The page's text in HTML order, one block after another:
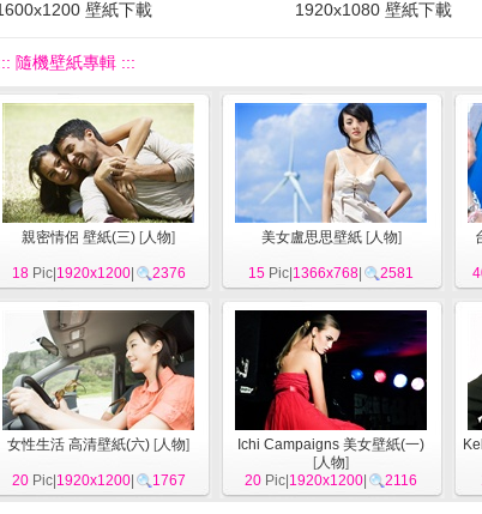
壁紙下載
1920x1080 壁紙下載
隨機壁紙專輯 :::
親密情侶 壁紙(三) [人物]
18Pic| 1920x1200| 2376
美女盧思思壁紙[人物]
15 Pic| 1366x768 2581
女性生活 高清壁紙(六) [人物]
20Pic| 1920x1200| 1767
Ichi Campaigns 美女壁紙(一)
[人物]
20 Pic| 1920x1200 2116